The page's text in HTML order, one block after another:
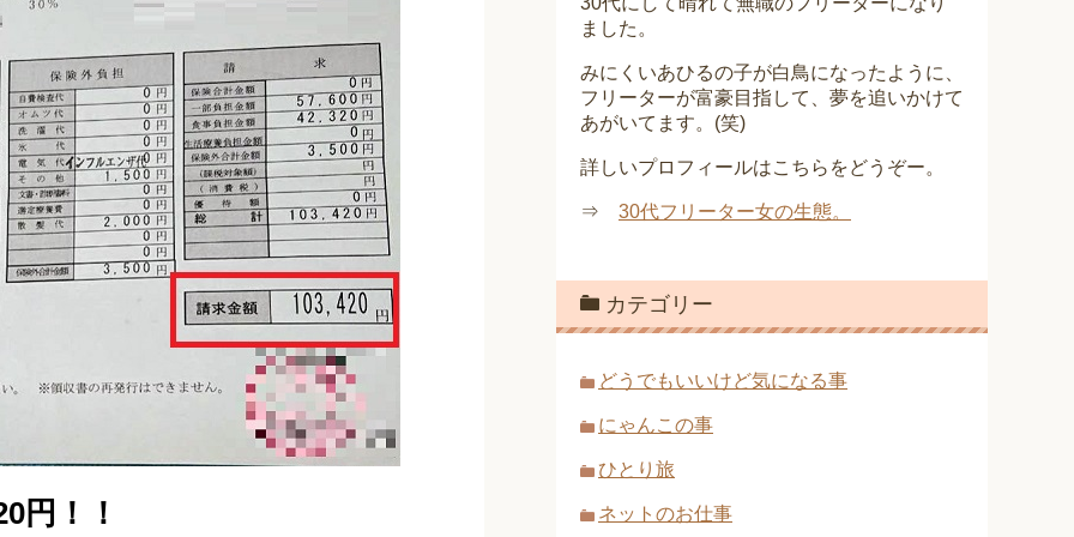
円！！
ました。
みにくいあひるの子が白鳥になったように、
フリーターが富豪目指して、夢を追いかけて
あがいてます。(笑)
詳しいプロフィールはこちらをどうぞー。
⇒ 30代フリーター女の生態。
カテゴリー
どうでもいいけど気になる事
にゃんこの事
ひとり旅
ネットのお仕事